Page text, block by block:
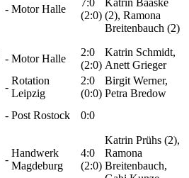
- Motor Halle
(2:0) (2), Ramona
Breitenbauch (2)
- Motor Halle
2:0
(2:0)
Katrin Schmidt,
Anett Grieger
-
Rotation
Leipzig
2:0
(0:0)
Birgit Werner,
Petra Bredow
- Post Rostock 0:0
-
Handwerk
Magdeburg
4:0
(2:0)
Katrin Prühs (2),
Ramona
Breitenbauch,